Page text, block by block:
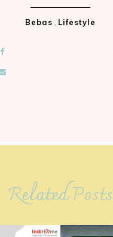
Bebas Lifestyle
Related Posts